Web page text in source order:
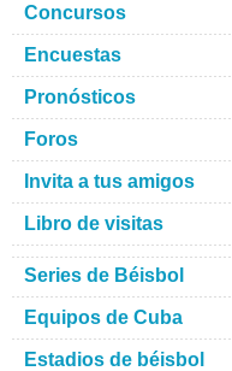
Concursos
Encuestas
Pronósticos
Foros
Invita a tus amigos
Libro de visitas
Series de Béisbol
Equipos de Cuba
Estadios de béisbol